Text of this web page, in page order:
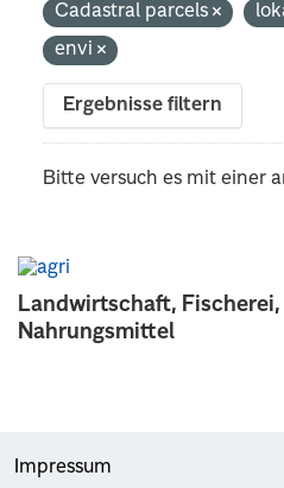
Landwirtschaft,
Nahrungsmittel
Cadastral parcels
envi
Ergebnisse filtern
Bitte versuch es mit einer
Impressum